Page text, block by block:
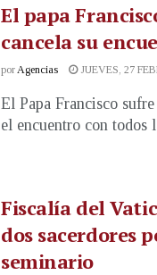
El papa
cancela su
porAgencias JUEVES, 27
El Papa Francisco
el encuentro con todos
Fiscalía del
dos sacerdores
seminario